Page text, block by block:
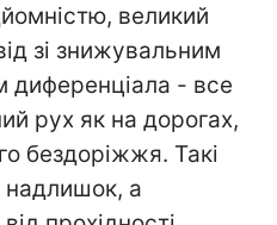
великий
зі знижувальним
диференціала - все
рух як на дорогах,
бездоріжжя. Такі
надлишок, а